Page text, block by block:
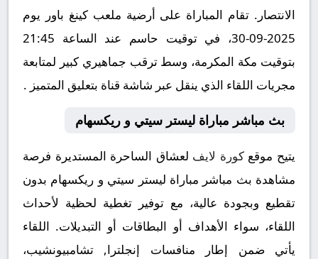
الانتصار. تقام المباراة على أرضية ملعب كينغ باور يوم
2025-09-30، في توقيت حاسم عند الساعة 21:45
بتوقيت مكة المكرمة، وسط ترقب جماهيري كبير لمتابعة
مجريات اللقاء الذي ينقل عبر شاشة قناة بتعليق المتميز .
بث مباشر مباراة ليستر سيتي و ريكسهام
يتيح موقعكورة لايف لعشاق الساحرة المستديرة فرصة
مشاهدة بث مباشر مباراة ليستر سيتي و ريكسهام بدون
تقطيع وبجودة عالية، مع توفير تغطية لحظية لأحداث
اللقاء، سواء الأهداف أو البطاقات أو التبديلات. اللقاء
يأتي ضمن إطار منافسات إنجلترا, تشامبيونشيب،